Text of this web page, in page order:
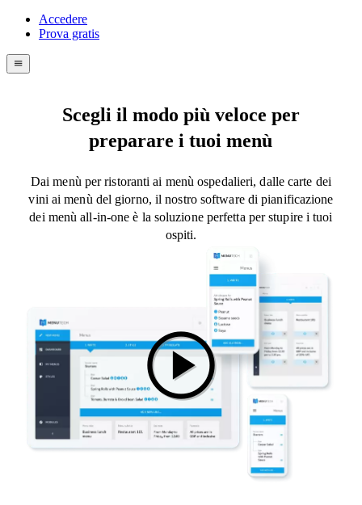
Menutech
navigation
Accedere
Prova gratis
menu
Scegli il modo più veloce per
preparare i tuoi menù
Dai menù per ristoranti ai menù ospedalieri, dalle carte dei
vini ai menù del giorno, il nostro software di pianificazione
dei menù all-in-one è la soluzione perfetta per stupire i tuoi
ospiti.
play_circle